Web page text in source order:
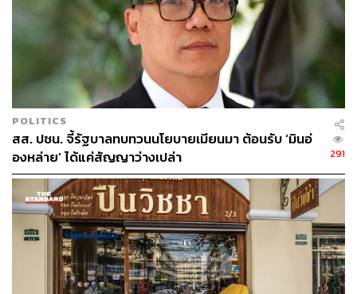
ข้อที่ 2 คือ Connectivity’และการเป็นศูนย์กลางการบินของ
ภูมิภาค นักธุรกิจให้ความสำคัญกับเวลา การเดินทางเข้าสู่
ประเทศไทยจึงเป็นเรื่องง่าย เพราะประเทศไทยมี
Connectivity ที่เชื่อมโยงหลายประเทศทั่วโลก
ประกอบกับโครงสร้างพื้นฐาน ที่พัก และสิ่งอำนวยความ
สะดวก ที่มีหลากหลายตั้งแต่ 3 ดาว ถึง 6 ดาว รองรับได้ทั้งผู้
ซื้อและผู้ขาย “ผู้ขายที่มางานอาจต้องอยู่ถึง 7 วัน และไม่ได้
ต้องการโรงแรม 4-5 ดาว ส่วนผู้ซื้อแบบ VIP ที่ต้องการ 5 ดาว
6 ดาว ไทยก็มีพร้อม”
โดยเฉพาะพื้นที่จัดแสดงสินค้านานาชาติ ประเทศไทยมีพื้นที่
มากเป็นอันดับ 1 ของอาเซียน และเป็นอันดับ 4 ของเอเชีย
ด้วยพื้นที่ indoor เกือบ 300,000 ตารางเมตร ที่สำคัญศูนย์
POLITICS
สส. ปชน. จี้รัฐบาลทบทวนนโยบายเมียนมา ต้อนรับ ‘มินอ่
องหล่าย’ ได้แค่สัญญาว่างเปล่า
291